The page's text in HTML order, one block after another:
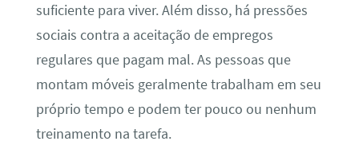
suficiente para viver. Além disso, há pressões
sociais contra a aceitação de empregos
regulares que pagam mal. As pessoas que
montam móveis geralmente trabalham em seu
próprio tempo e podem ter pouco ou nenhum
treinamento na tarefa.